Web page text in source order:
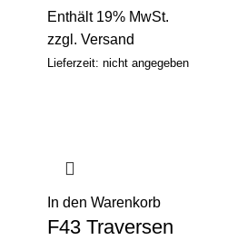
Enthält 19% MwSt.
zzgl. Versand
Lieferzeit: nicht angegeben
In den Warenkorb
F43 Traversen